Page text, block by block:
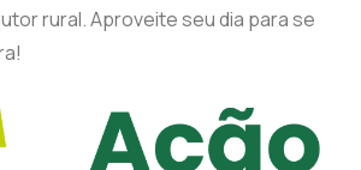
rural. Aproveite seu dia para se